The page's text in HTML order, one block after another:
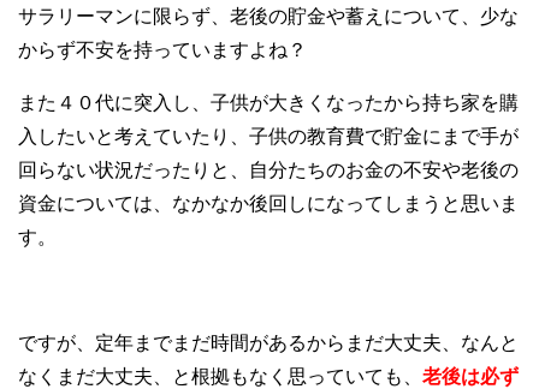
サラリーマンに限らず、老後の貯金や蓄えについて、少な
からず不安を持っていますよね？
また４０代に突入し、子供が大きくなったから持ち家を購
入したいと考えていたり、子供の教育費で貯金にまで手が
回らない状況だったりと、自分たちのお金の不安や老後の
資金については、なかなか後回しになってしまうと思いま
す。
ですが、定年までまだ時間があるからまだ大丈夫、なんと
なくまだ大丈夫、と根拠もなく思っていても、 老後は必ず